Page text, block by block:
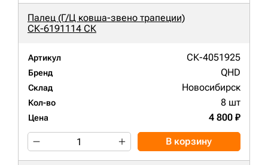
Палец (Г/Ц ковша-звено трапеции)
СК-6191114 СК
Артикул СК-4051925
Бренд QHD
Склад Новосибирск
Кол-во 8 шт
Цена 4 800 ₽
В корзину